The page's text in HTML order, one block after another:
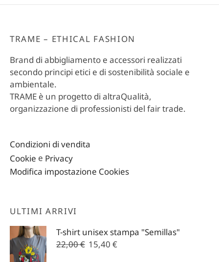
TRAME – ETHICAL FASHION
Brand di abbigliamento e accessori realizzati
secondo principi etici e di sostenibilità sociale e
ambientale.
TRAME è un progetto di altraQualità,
organizzazione di professionisti del fair trade.
Condizioni di vendita
Cookie e Privacy
Modifica impostazione Cookies
ULTIMI ARRIVI
T-shirt unisex stampa "Semillas"
22,00€ Il
15,40 €